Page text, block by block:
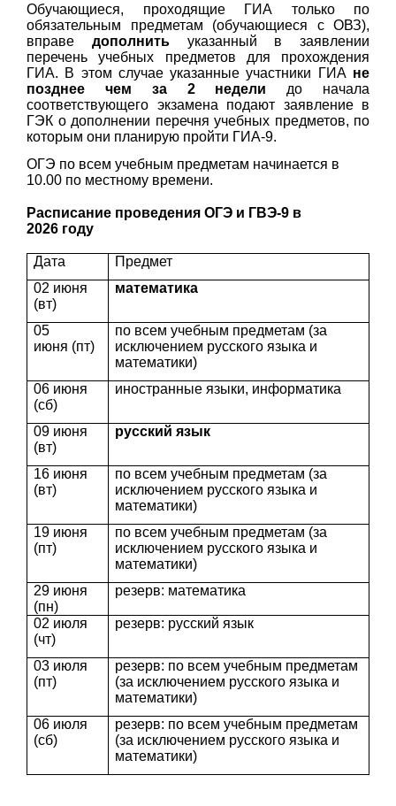
Обучающиеся, проходящие ГИА только по
обязательным предметам (обучающиеся с ОВЗ),
вправе дополнитьуказанный в заявлении
перечень учебных предметов для прохождения
ГИА. В этом случае указанные участники ГИА не
позднее чем за 2 недели до начала
соответствующего экзамена подают заявление в
ГЭК о дополнении перечня учебных предметов, по
которым они планирую пройти ГИА-9.
ОГЭ по всем учебным предметам начинается в
10.00 по местному времени.
Расписание проведения ОГЭ и ГВЭ-9 в
2026 году
Дата
Предмет
02 июня
(вт)
математика
05
июня (пт)
по всем учебным предметам (за
исключением русского языка и
математики)
06 июня
(сб)
иностранные языки, информатика
09 июня
(вт)
русский язык
16 июня
(вт)
по всем учебным предметам (за
исключением русского языка и
математики)
19 июня
(пт)
по всем учебным предметам (за
исключением русского языка и
математики)
29 июня
(пн)
резерв: математика
02 июля
(чт)
резерв: русский язык
03 июля
(пт)
резерв: по всем учебным предметам
(за исключением русского языка и
математики)
06 июля
(сб)
резерв: по всем учебным предметам
(за исключением русского языка и
математики)